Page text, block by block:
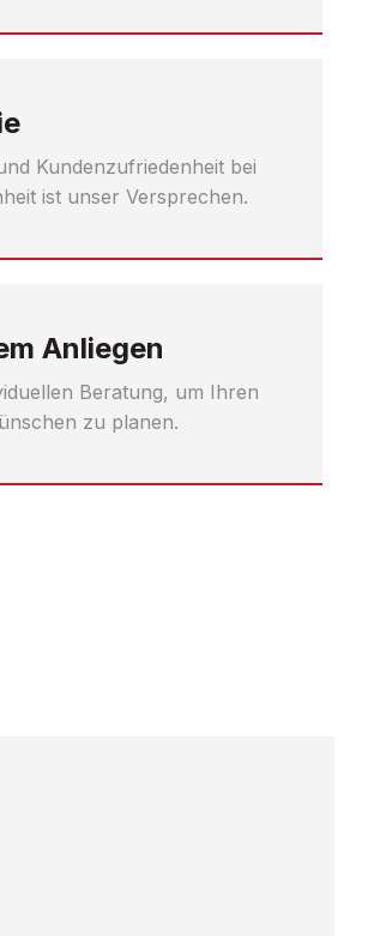
Kundenzufriedenheit bei
ist unser Versprechen.
Anliegen
Beratung, um Ihren
zu planen.